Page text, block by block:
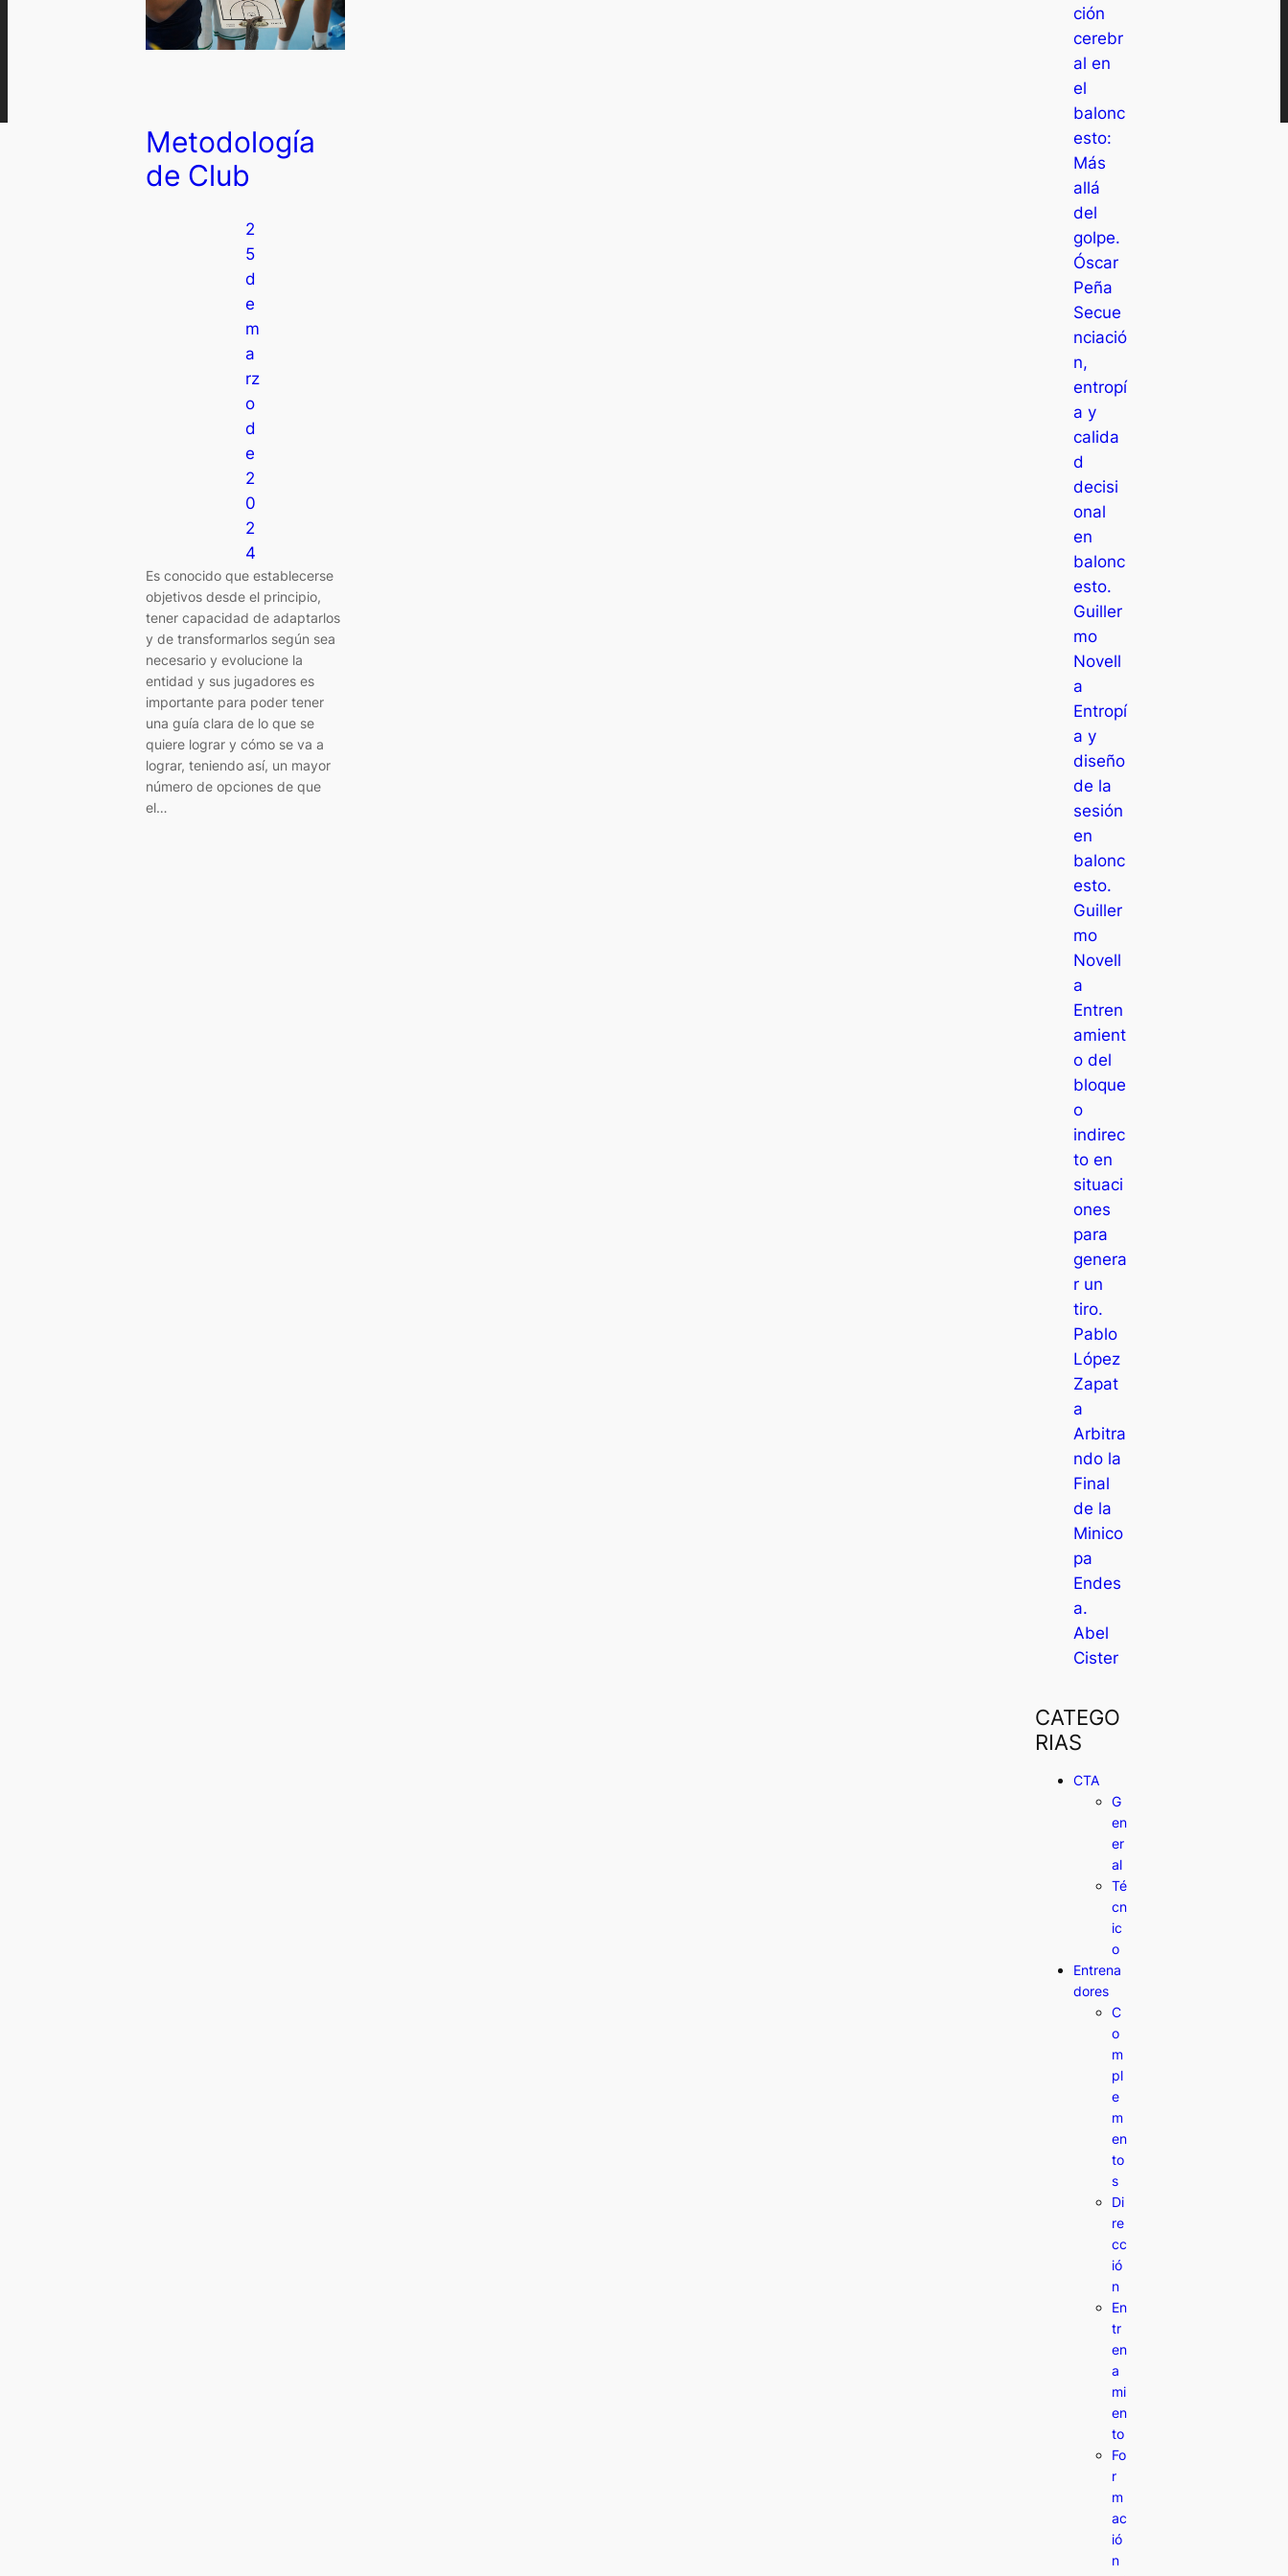
Metodología
de Club
2
5
d
e
m
a
rz
o
d
e
2
0
2
4
Es conocido que establecerse
objetivos desde el principio,
tener capacidad de adaptarlos
y de transformarlos según sea
necesario y evolucione la
entidad y sus jugadores es
importante para poder tener
una guía clara de lo que se
quiere lograr y cómo se va a
lograr, teniendo así, un mayor
número de opciones de que
el…
ción
cerebr
al en
el
balonc
esto:
Más
allá
del
golpe.
Óscar
Peña
Secue
nciació
n,
entropí
a y
calida
d
decisi
onal
en
balonc
esto.
Guiller
mo
Novell
a
Entropí
a y
diseño
de la
sesión
en
balonc
esto.
Guiller
mo
Novell
a
Entren
amient
o del
bloque
o
indirec
to en
situaci
ones
para
genera
r un
tiro.
Pablo
López
Zapat
a
Arbitra
ndo la
Final
de la
Minico
pa
Endes
a.
Abel
Cister
CATEGO
RIAS
CTA
G
en
er
al
Té
cn
ic
o
Entrena
dores
C
o
m
pl
e
m
en
to
s
Di
re
cc
ió
n
En
tr
en
a
mi
en
to
Fo
r
m
ac
ió
n